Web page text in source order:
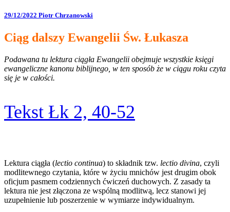
29/12/2022 Piotr Chrzanowski
Ciąg dalszy Ewangelii Św. Łukasza
Podawana tu lektura ciągła Ewangelii obejmuje wszystkie księgi
ewangeliczne kanonu biblijnego, w ten sposób że w ciągu roku czyta
się je w całości.
Tekst Łk 2, 40-52
Lektura ciągła (lectio continua) to składnik tzw. lectio divina, czyli
modlitewnego czytania, które w życiu mnichów jest drugim obok
oficjum pasmem codziennych ćwiczeń duchowych. Z zasady ta
lektura nie jest złączona ze wspólną modlitwą, lecz stanowi jej
uzupełnienie lub poszerzenie w wymiarze indywidualnym.